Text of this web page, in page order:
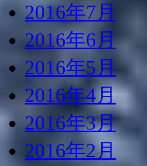
2016年7月
2016年6月
2016年5月
2016年4月
2016年3月
2016年2月